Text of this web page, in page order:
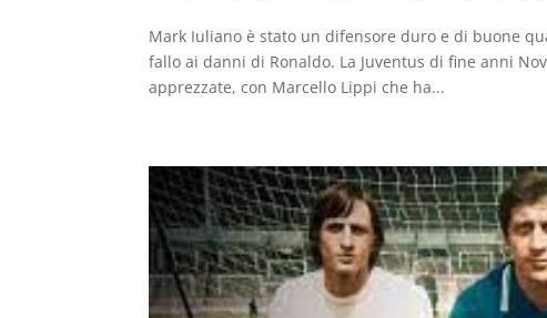
Mark Iuliano è stato un difensore duro e di buone
fallo ai danni di Ronaldo. La Juventus di fine anni
apprezzate, con Marcello Lippi che ha...